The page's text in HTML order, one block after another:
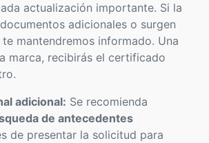
actualización importante. Si la
adicionales o surgen
mantendremos informado. Una
marca, recibirás el certificado
adicional: Se recomienda
de antecedentes
de presentar la solicitud para